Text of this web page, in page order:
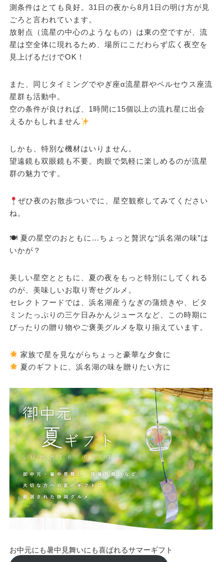
測条件はとても良好。31日の夜から8月1日の明け方が見
ごろと言われています。
放射点（流星の中心のようなもの）は東の空ですが、流
星は空全体に現れるため、場所にこだわらず広く夜空を
見上げるだけでOK！
また、同じタイミングでやぎ座α流星群やペルセウス座流
星群も活動中。
空の条件が良ければ、 1時間に15個以上の流れ星に出会
えるかもしれません
しかも、特別な機材はいりません。
望遠鏡も双眼鏡も不要。肉眼で気軽に楽しめるのが流星
群の魅力です。
ぜひ夜のお散歩ついでに、星空観察してみてください
ね。
🍽 夏の星空のおともに…ちょっと贅沢な“浜名湖の味”は
いかが？
美しい星空とともに、夏の夜をもっと特別にしてくれる
のが、美味しいお取り寄せグルメ。
セレクトフードでは、浜名湖産うなぎの蒲焼きや、ビタ
ミンたっぷりの三ケ日みかんジュースなど、
この時期に
ぴったりの贈り物やご褒美グルメ を取り揃えています。
家族で星を見ながらちょっと豪華な夕食に
夏のギフトに、浜名湖の味を贈りたい方に
お中元にも暑中見舞いにも喜ばれるサマーギフト